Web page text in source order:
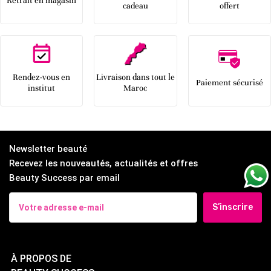
cadeau offert
Rendez-vous en
institut
Livraison dans tout le
Maroc
Paiement sécurisé
Newsletter beauté
Recevez les nouveautés, actualités et offres
Beauty Success par email
S’inscrire
À PROPOS DE